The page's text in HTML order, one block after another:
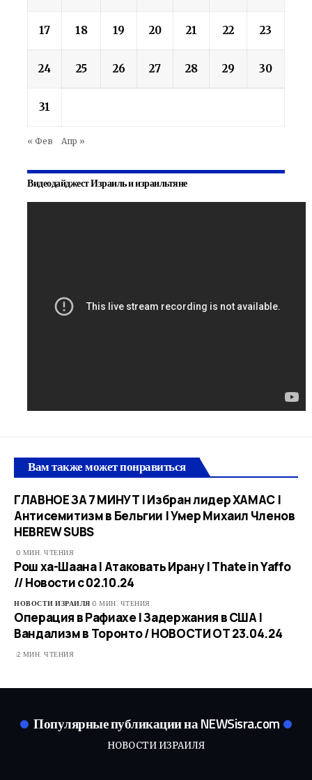
17 18 19 20 21 22 23
24 25 26 27 28 29 30
31
« Фев Апр »
Видеодайджест Израиль и израильтяне
Вам также может понравиться
ГЛАВНОЕ ЗА 7 МИНУТ | Избран лидер ХАМАС |
Антисемитизм в Бельгии | Умер Михаил Членов
HEBREW SUBS
0 МИН. ЧТЕНИЯ
Рош ха-Шаана | Атаковать Ирану | Thate in Yaffo
// Новости с 02.10.24
НОВОСТИ ИЗРАИЛЯ 0 МИН. ЧТЕНИЯ
Операция в Рафиахе | Задержания в США |
Вандализм в Торонто / НОВОСТИ ОТ 23.04.24
2 МИН. ЧТЕНИЯ
Популярные публикации на NEWSisra.com
НОВОСТИ ИЗРАИЛЯ